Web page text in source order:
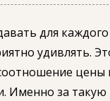
для
удивлять.
цены
Именно за